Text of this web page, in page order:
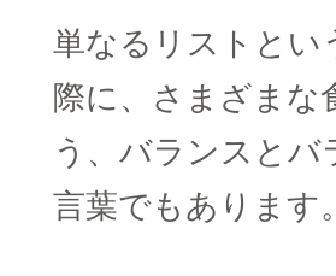
単なるリストとい
際に、さまざまな
う、バランスと
言葉でもあります。